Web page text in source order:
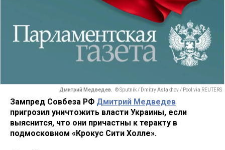
Дмитрий Медведев. © Sputnik / Dmitry Astakhov / Pool via REUTERS
Зампред Совбеза РФ Дмитрий Медведев
пригрозил уничтожить власти Украины, если
выяснится, что они причастны к теракту в
подмосковном «Крокус Сити Холле».